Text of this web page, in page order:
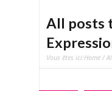
All posts
Vous êtes ici:Home /